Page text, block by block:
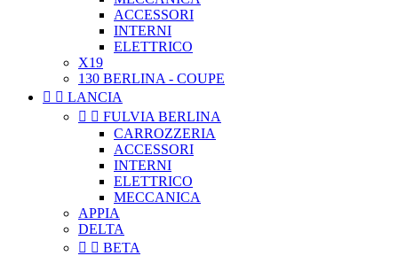
ACCESSORI
INTERNI
ELETTRICO
X19
130 BERLINA - COUPE
  LANCIA
  FULVIA BERLINA
CARROZZERIA
ACCESSORI
INTERNI
ELETTRICO
MECCANICA
APPIA
DELTA
  BETA